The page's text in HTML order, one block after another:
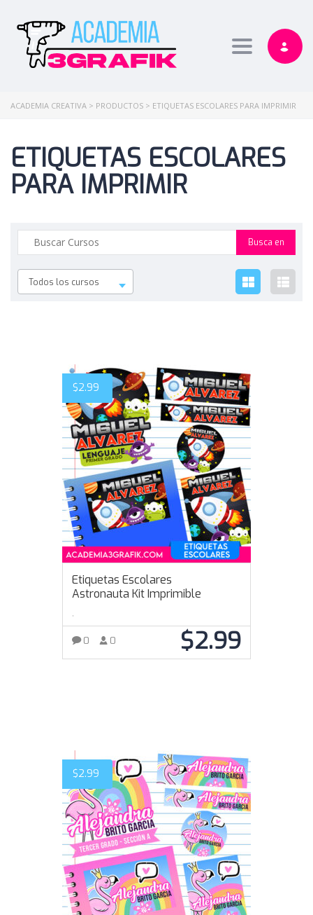
Toggle
ACADEMIA CREATIVA > PRODUCTOS > ETIQUETAS ESCOLARES PARA IMPRIMIR
ETIQUETAS ESCOLARES
PARA IMPRIMIR
Todos los cursos
$2.99
Etiquetas Escolares
Astronauta Kit Imprimible
,
0 0 $2.99
$2.99